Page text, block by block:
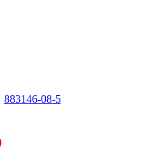
883146-08-5